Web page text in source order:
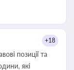
+18
позиції та
які